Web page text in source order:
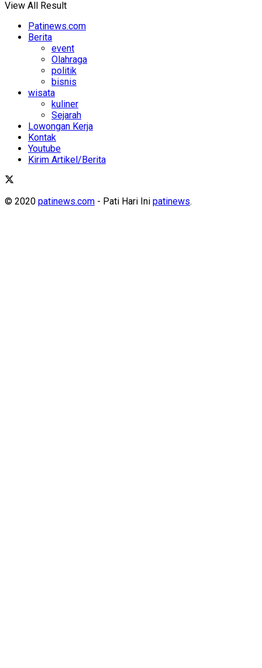
View All Result
Patinews.com
Berita
event
Olahraga
politik
bisnis
wisata
kuliner
Sejarah
Lowongan Kerja
Kontak
Youtube
Kirim Artikel/Berita
© 2020 patinews.com - Pati Hari Ini patinews.